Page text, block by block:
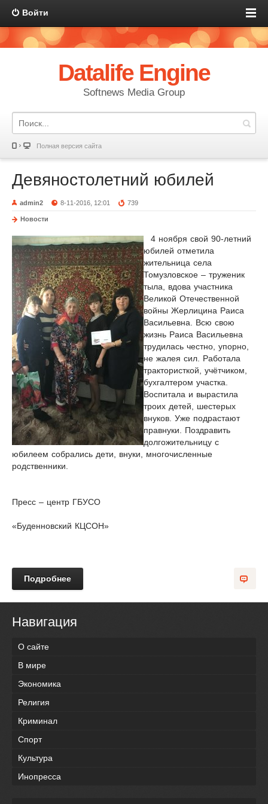
Войти
Datalife Engine
Softnews Media Group
Полная версия сайта
Девяностолетний юбилей
admin2 8-11-2016, 12:01 739
Новости
4 ноября свой 90-летний
юбилей отметила
жительница села
Томузловское – труженик
тыла, вдова участника
Великой Отечественной
войны Жерлицина Раиса
Васильевна. Всю свою
жизнь Раиса Васильевна
трудилась честно, упорно,
не жалея сил. Работала
трактористкой, учётчиком,
бухгалтером участка.
Воспитала и вырастила
троих детей, шестерых
внуков. Уже подрастают
правнуки. Поздравить
долгожительницу с
юбилеем собрались дети, внуки, многочисленные
родственники.
Пресс – центр ГБУСО
«Буденновский КЦСОН»
Подробнее
Навигация
О сайте
В мире
Экономика
Религия
Криминал
Спорт
Культура
Инопресса